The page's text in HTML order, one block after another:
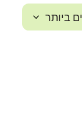
ביותר